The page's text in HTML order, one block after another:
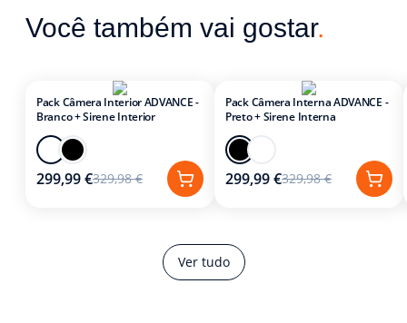
Você também vai gostar.
Ver tudo
Pack Câmera Interior ADVANCE -
Branco + Sirene Interior
299,99 €329,98 €
Pack Câmera Interna ADVANCE -
Preto + Sirene Interna
299,99 €329,98 €